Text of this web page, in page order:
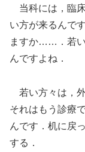
当科には，臨
い方が来るんで
ますか……．若い
んですよね．
若い方々は，外
それはもう診療
んです．机に戻
する．